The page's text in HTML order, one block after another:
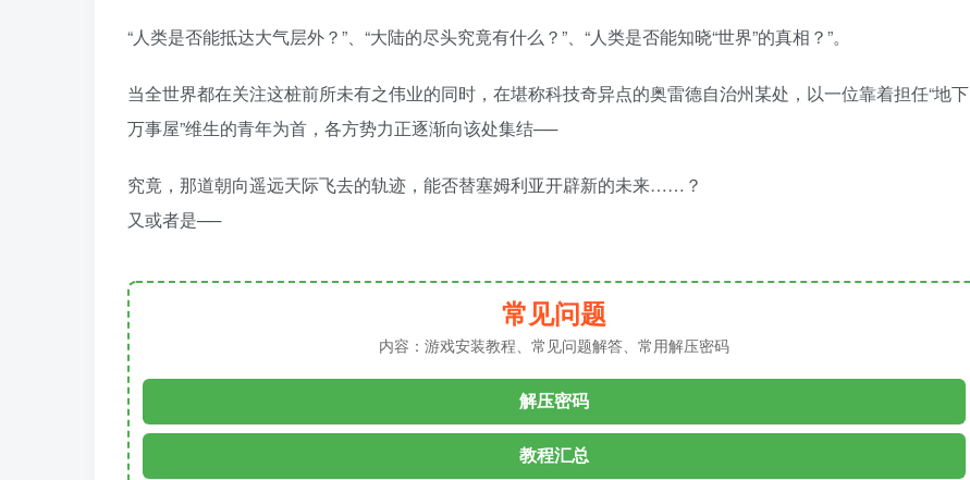
“人类是否能抵达大气层外？”、“大陆的尽头究竟有什么？”、“人类是否能知晓“世界”的真相？”。
当全世界都在关注这桩前所未有之伟业的同时，在堪称科技奇异点的奥雷德自治州某处，以一位靠着担任“地下
万事屋”维生的青年为首，各方势力正逐渐向该处集结──
究竟，那道朝向遥远天际飞去的轨迹，能否替塞姆利亚开辟新的未来……？
又或者是──
常见问题
内容：游戏安装教程、常见问题解答、常用解压密码
解压密码
教程汇总